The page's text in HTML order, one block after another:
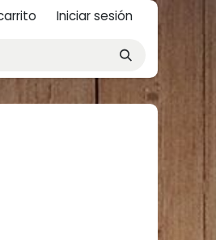
Iniciar sesión